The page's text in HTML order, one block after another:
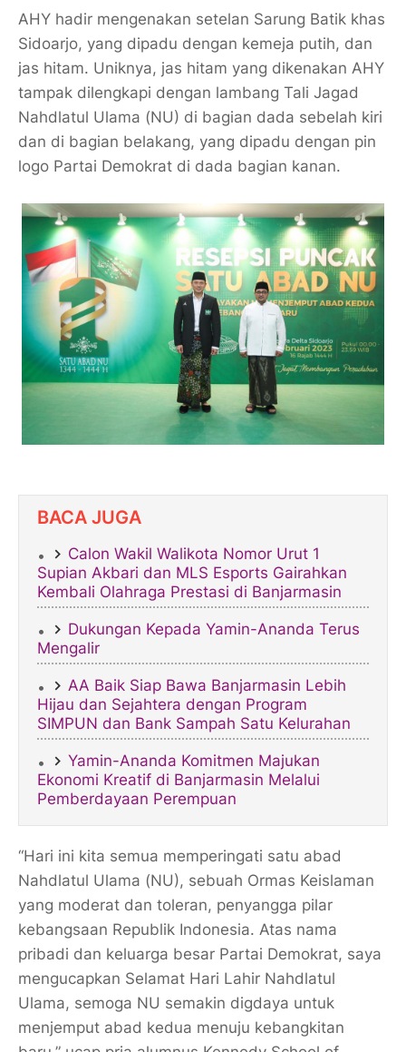
AHY hadir mengenakan setelan Sarung Batik khas
Sidoarjo, yang dipadu dengan kemeja putih, dan
jas hitam. Uniknya, jas hitam yang dikenakan AHY
tampak dilengkapi dengan lambang Tali Jagad
Nahdlatul Ulama (NU) di bagian dada sebelah kiri
dan di bagian belakang, yang dipadu dengan pin
logo Partai Demokrat di dada bagian kanan.
BACA JUGA
Calon Wakil Walikota Nomor Urut 1
Supian Akbari dan MLS Esports Gairahkan
Kembali Olahraga Prestasi di Banjarmasin
Dukungan Kepada Yamin-Ananda Terus
Mengalir
AA Baik Siap Bawa Banjarmasin Lebih
Hijau dan Sejahtera dengan Program
SIMPUN dan Bank Sampah Satu Kelurahan
Yamin-Ananda Komitmen Majukan
Ekonomi Kreatif di Banjarmasin Melalui
Pemberdayaan Perempuan
“Hari ini kita semua memperingati satu abad
Nahdlatul Ulama (NU), sebuah Ormas Keislaman
yang moderat dan toleran, penyangga pilar
kebangsaan Republik Indonesia. Atas nama
pribadi dan keluarga besar Partai Demokrat, saya
mengucapkan Selamat Hari Lahir Nahdlatul
Ulama, semoga NU semakin digdaya untuk
menjemput abad kedua menuju kebangkitan